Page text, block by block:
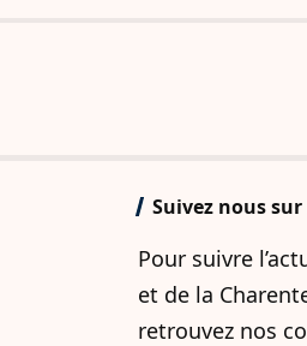
Suivez nous
Pour suivre
et de la
retrouvez nos